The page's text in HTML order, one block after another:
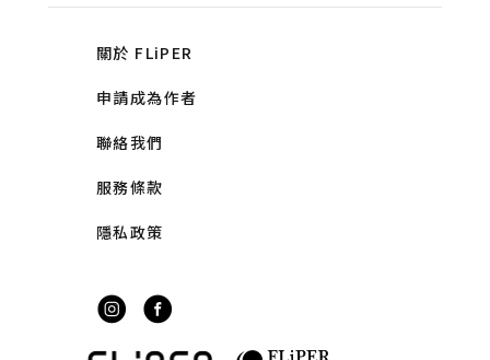
關於 FLiPER
申請成為作者
聯絡我們
服務條款
隱私政策